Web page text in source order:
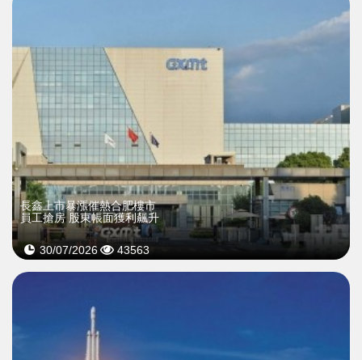
長鑫上市暴漲催熱合肥樓市
員工搶房 股東帳面獲利飆升
30/07/2026 43563